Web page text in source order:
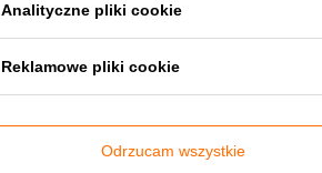
Analityczne pliki cookie
Reklamowe pliki cookie
Odrzucam wszystkie